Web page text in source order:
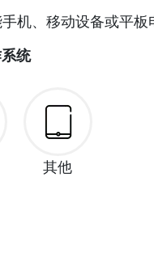
机、移动设备或平板
统
其他